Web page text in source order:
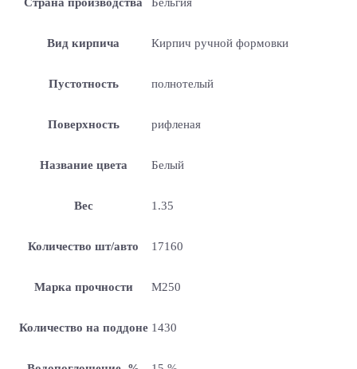
Вид кирпича Кирпич ручной формовки
Пустотность полнотелый
Поверхность рифленая
Название цвета Белый
Вес 1.35
Количество шт/авто 17160
Марка прочности M250
Количество на поддоне 1430